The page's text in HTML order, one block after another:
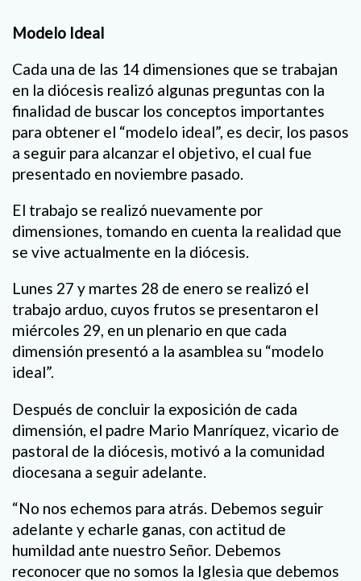
Modelo Ideal
Cada una de las 14 dimensiones que se trabajan
en la diócesis realizó algunas preguntas con la
finalidad de buscar los conceptos importantes
para obtener el “modelo ideal”, es decir, los pasos
a seguir para alcanzar el objetivo, el cual fue
presentado en noviembre pasado.
El trabajo se realizó nuevamente por
dimensiones, tomando en cuenta la realidad que
se vive actualmente en la diócesis.
Lunes 27 y martes 28 de enero se realizó el
trabajo arduo, cuyos frutos se presentaron el
miércoles 29, en un plenario en que cada
dimensión presentó a la asamblea su “modelo
ideal”.
Después de concluir la exposición de cada
dimensión, el padre Mario Manríquez, vicario de
pastoral de la diócesis, motivó a la comunidad
diocesana a seguir adelante.
“No nos echemos para atrás. Debemos seguir
adelante y echarle ganas, con actitud de
humildad ante nuestro Señor. Debemos
reconocer que no somos la Iglesia que debemos